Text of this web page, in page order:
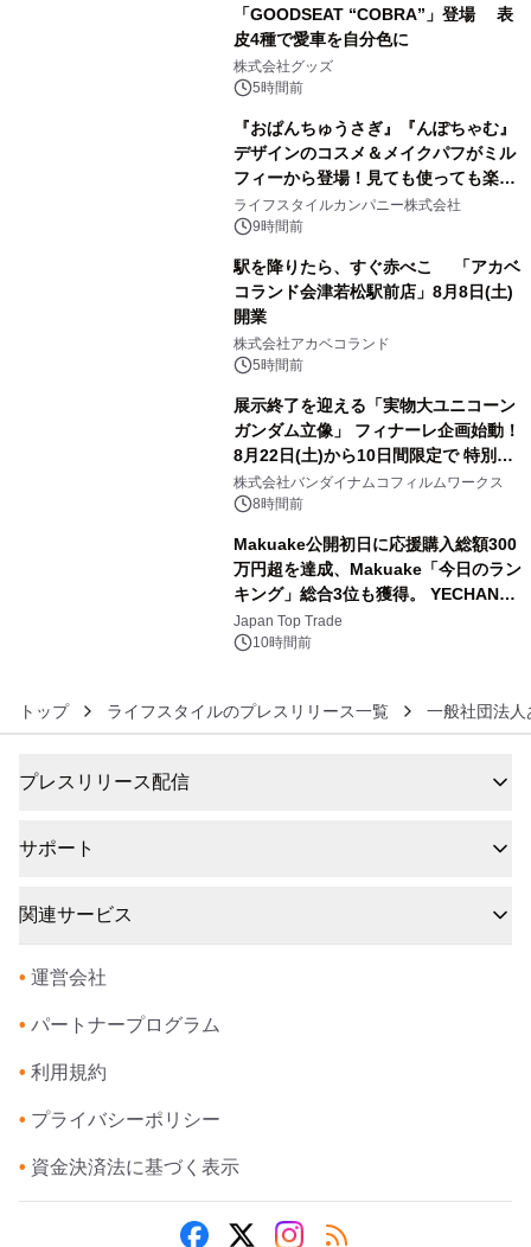
「GOODSEAT “COBRA”」登場 表
皮4種で愛車を自分色に
株式会社グッズ
5時間前
『おぱんちゅうさぎ』『んぽちゃむ』
デザインのコスメ＆メイクパフがミル
フィーから登場！見ても使っても楽し
い、ポップでキュートなコレクショ
ン。
ライフスタイルカンパニー株式会社
9時間前
駅を降りたら、すぐ赤べこ 「アカベ
コランド会津若松駅前店」8月8日(土)
開業
株式会社アカベコランド
5時間前
展示終了を迎える「実物大ユニコーン
ガンダム立像」 フィナーレ企画始動！
8月22日(土)から10日間限定で 特別映
像『UNICORN GUNDAM Statue ―
BEYOND POSSIBILITY ―』を上映！
株式会社バンダイナムコフィルムワークス
8時間前
Makuake公開初日に応援購入総額300
万円超を達成、Makuake「今日のラン
キング」総合3位も獲得。 YECHAN音
浴シンギングボウル第2弾の大型サイ
ズ（XL・2XL・3XL）を先行販売中
Japan Top Trade
10時間前
トップ ライフスタイルのプレスリリース一覧 一般社団法人
プレスリリース配信
サポート
関連サービス
• 運営会社
• パートナープログラム
• 利用規約
• プライバシーポリシー
• 資金決済法に基づく表示